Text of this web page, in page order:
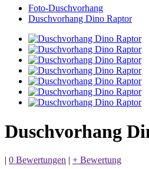
Foto-Duschvorhang
Duschvorhang Dino Raptor
Duschvorhang
| 0 Bewertungen | + Bewertung